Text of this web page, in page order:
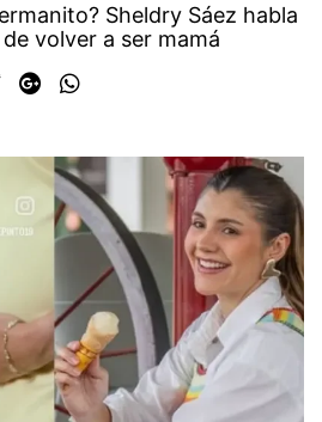
Sheldry Sáez habla
volver a ser mamá